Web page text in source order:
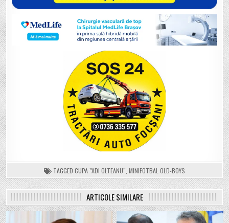
TAGGED CUPA ”ADI OLTEANU” MINIFOTBAL OLD-BOYS
ARTICOLE SIMILARE